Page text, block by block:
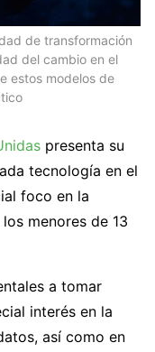
de transformación
del cambio en el
estos modelos de
presenta su
tecnología en el
foco en la
menores de 13
a tomar
interés en la
así como en